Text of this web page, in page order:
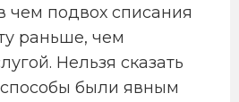
чем подвох списания
раньше, чем
Нельзя сказать
были явным